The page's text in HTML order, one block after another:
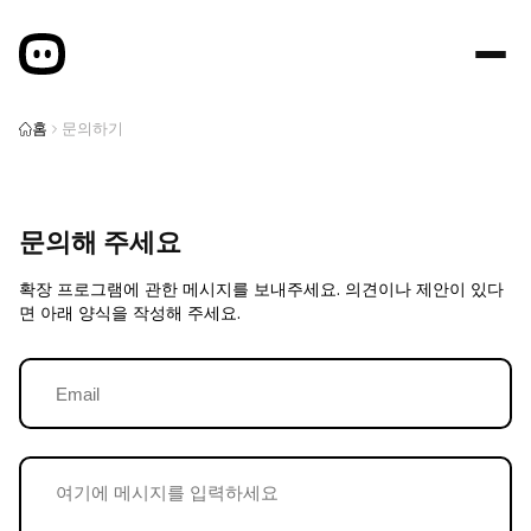
홈 문의하기
문의해 주세요
확장 프로그램에 관한 메시지를 보내주세요. 의견이나 제안이 있다
면 아래 양식을 작성해 주세요.